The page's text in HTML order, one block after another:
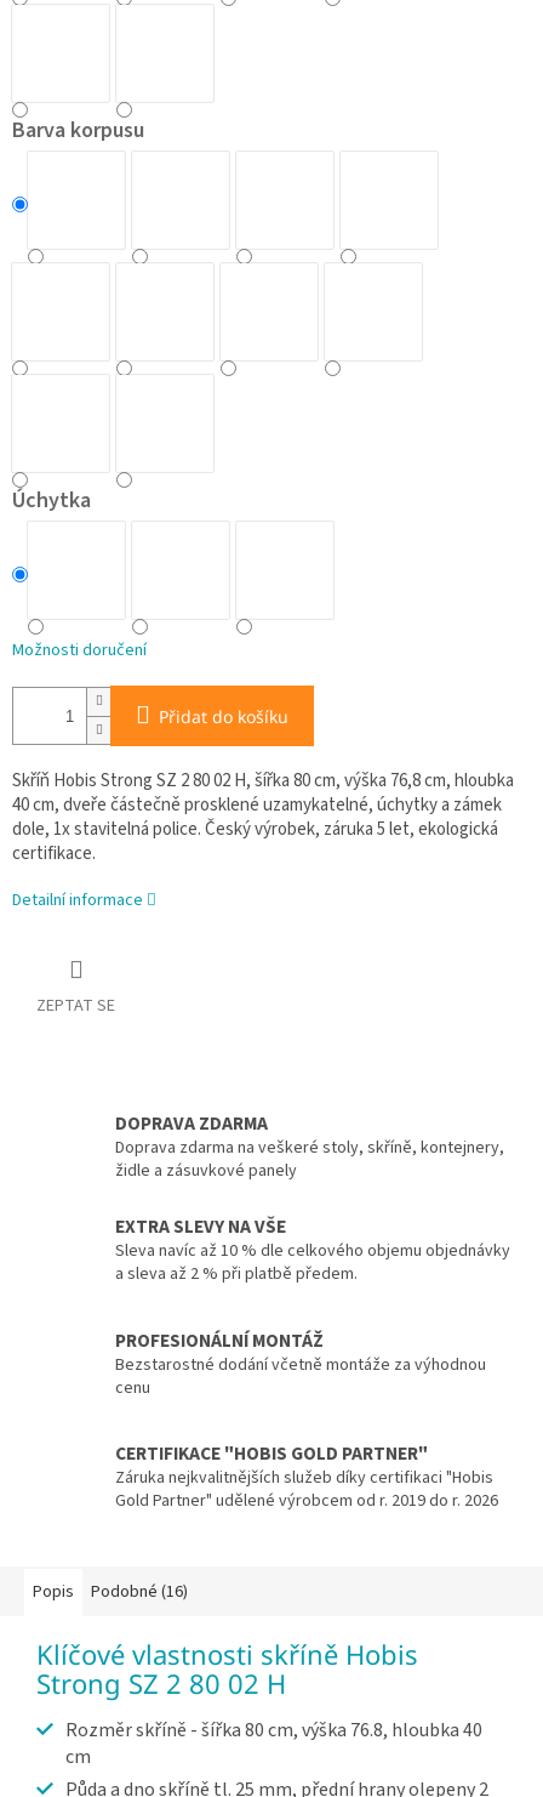
Barva korpusu
Úchytka
Možnosti doručení
Přidat do košíku
Skříň Hobis Strong SZ 2 80 02 H, šířka 80 cm, výška 76,8 cm, hloubka
40 cm, dveře částečně prosklené uzamykatelné, úchytky a zámek
dole, 1x stavitelná police. Český výrobek, záruka 5 let, ekologická
certifikace.
Detailní informace
ZEPTAT SE
DOPRAVA ZDARMA
Doprava zdarma na veškeré stoly, skříně, kontejnery,
židle a zásuvkové panely
EXTRA SLEVY NA VŠE
Sleva navíc až 10 % dle celkového objemu objednávky
a sleva až 2 % při platbě předem.
PROFESIONÁLNÍ MONTÁŽ
Bezstarostné dodání včetně montáže za výhodnou
cenu
CERTIFIKACE "HOBIS GOLD PARTNER"
Záruka nejkvalitnějších služeb díky certifikaci "Hobis
Gold Partner" udělené výrobcem od r. 2019 do r. 2026
Popis Podobné (16)
Klíčové vlastnosti skříně Hobis
Strong SZ 2 80 02 H
Rozměr skříně - šířka 80 cm, výška 76.8, hloubka 40
cm
Půda a dno skříně tl. 25 mm, přední hrany olepeny 2